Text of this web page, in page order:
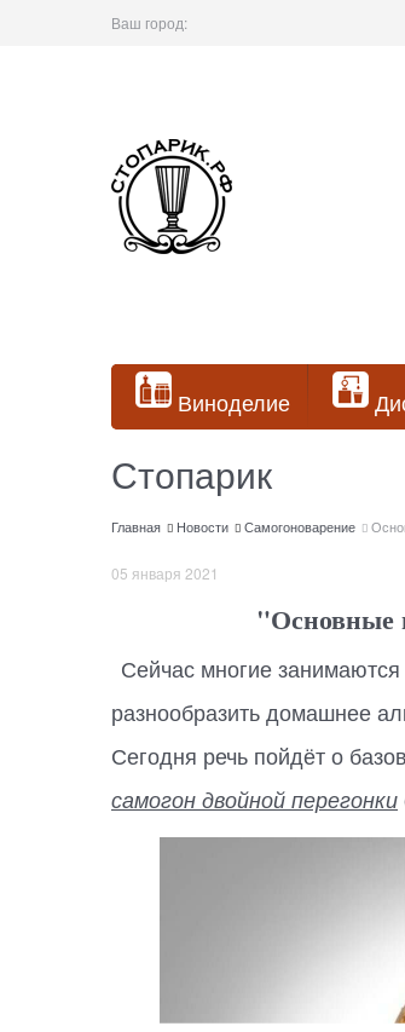
Ваш город:
Виноделие
Стопарик
Главная Новости Самогоноварение
05 января 2021
"Основные
Сейчас многие
разнообразить домашнее
Сегодня речь пойдёт о
самогон двойной перегонки